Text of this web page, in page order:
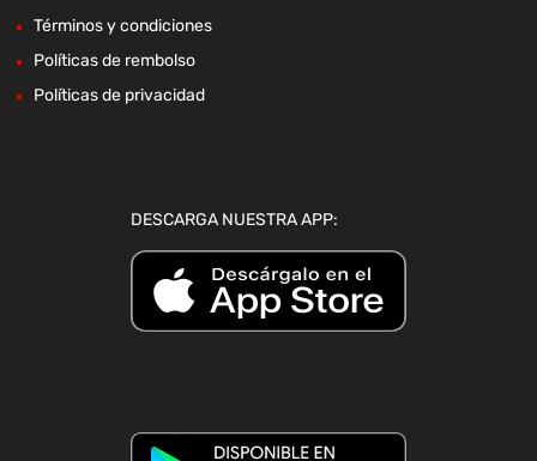
Términos y condiciones
Políticas de rembolso
Políticas de privacidad
DESCARGA NUESTRA APP: